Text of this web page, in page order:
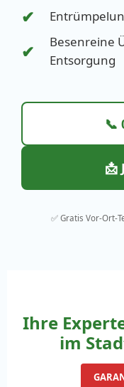
✔
✔
Besenreine
Entsorgung
📞
📩
✅ Gratis Vor-
Ihre
im